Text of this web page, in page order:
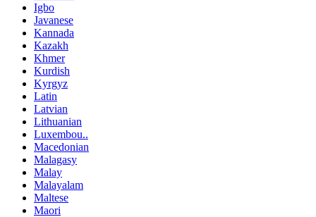
Igbo
Javanese
Kannada
Kazakh
Khmer
Kurdish
Kyrgyz
Latin
Latvian
Lithuanian
Luxembou..
Macedonian
Malagasy
Malay
Malayalam
Maltese
Maori